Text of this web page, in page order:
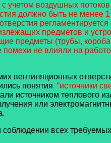
с учетом воздушных
должно быть не менее
предметов и
предметы (трубы,
не влияли на
вентиляционных
понятия “источники
источником теплового
или
всех